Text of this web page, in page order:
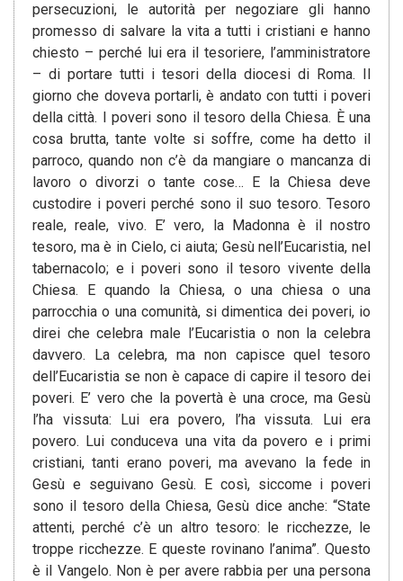
persecuzioni, le autorità per negoziare gli hanno
promesso di salvare la vita a tutti i cristiani e hanno
chiesto – perché lui era il tesoriere, l’amministratore
– di portare tutti i tesori della diocesi di Roma. Il
giorno che doveva portarli, è andato con tutti i poveri
della città. I poveri sono il tesoro della Chiesa. È una
cosa brutta, tante volte si soffre, come ha detto il
parroco, quando non c’è da mangiare o mancanza di
lavoro o divorzi o tante cose… E la Chiesa deve
custodire i poveri perché sono il suo tesoro. Tesoro
reale, reale, vivo. E’ vero, la Madonna è il nostro
tesoro, ma è in Cielo, ci aiuta; Gesù nell’Eucaristia, nel
tabernacolo; e i poveri sono il tesoro vivente della
Chiesa. E quando la Chiesa, o una chiesa o una
parrocchia o una comunità, si dimentica dei poveri, io
direi che celebra male l’Eucaristia o non la celebra
davvero. La celebra, ma non capisce quel tesoro
dell’Eucaristia se non è capace di capire il tesoro dei
poveri. E’ vero che la povertà è una croce, ma Gesù
l’ha vissuta: Lui era povero, l’ha vissuta. Lui era
povero. Lui conduceva una vita da povero e i primi
cristiani, tanti erano poveri, ma avevano la fede in
Gesù e seguivano Gesù. E così, siccome i poveri
sono il tesoro della Chiesa, Gesù dice anche: “State
attenti, perché c’è un altro tesoro: le ricchezze, le
troppe ricchezze. E queste rovinano l’anima”. Questo
è il Vangelo. Non è per avere rabbia per una persona